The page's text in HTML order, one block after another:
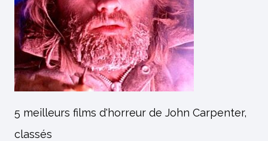
5 meilleurs films d'horreur de John Carpenter,
classés